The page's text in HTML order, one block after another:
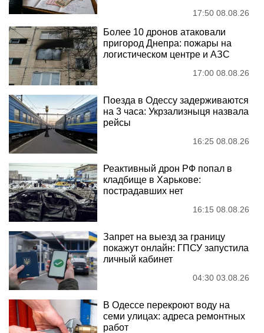
17:50 08.08.26
Более 10 дронов атаковали
пригород Днепра: пожары на
логистическом центре и АЗС
17:00 08.08.26
Поезда в Одессу задерживаются
на 3 часа: Укрзализныця назвала
рейсы
16:25 08.08.26
Реактивный дрон РФ попал в
кладбище в Харькове:
пострадавших нет
16:15 08.08.26
Запрет на выезд за границу
покажут онлайн: ГПСУ запустила
личный кабинет
04:30 03.08.26
В Одессе перекроют воду на
семи улицах: адреса ремонтных
работ